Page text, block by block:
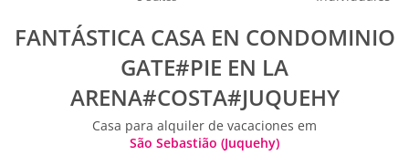
FANTÁSTICA CASA EN CONDOMINIO
GATE#PIE EN LA
ARENA#COSTA#JUQUEHY
Casa para alquiler de vacaciones em
São Sebastião (Juquehy)